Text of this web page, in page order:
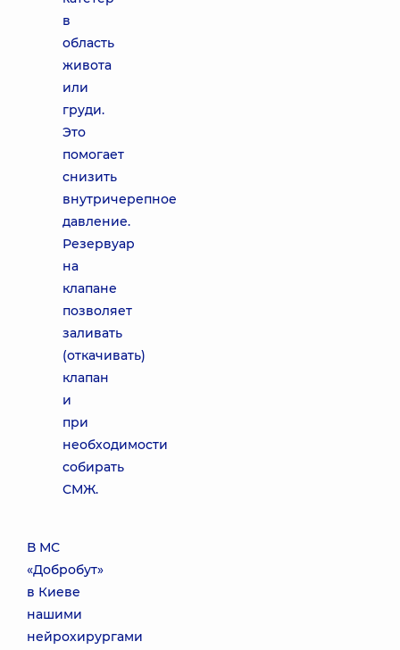
в
область
живота
или
груди.
Это
помогает
снизить
внутричерепное
давление.
Резервуар
на
клапане
позволяет
заливать
(откачивать)
клапан
и
при
необходимости
собирать
СМЖ.
В МС
«Добробут»
в Киеве
нашими
нейрохирургами